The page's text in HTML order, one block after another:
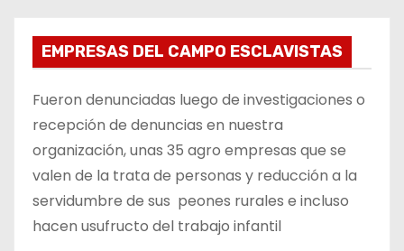
EMPRESAS DEL CAMPO ESCLAVISTAS
Fueron denunciadas luego de investigaciones o
recepción de denuncias en nuestra
organización, unas 35 agro empresas que se
valen de la trata de personas y reducción a la
servidumbre de sus peones rurales e incluso
hacen usufructo del trabajo infantil